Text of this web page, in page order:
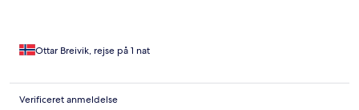
Ottar Breivik, rejse på 1 nat
Verificeret anmeldelse